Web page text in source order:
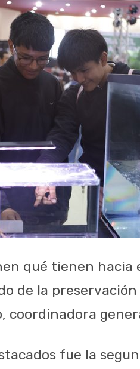
qué tienen
de la
coordinadora
fue la